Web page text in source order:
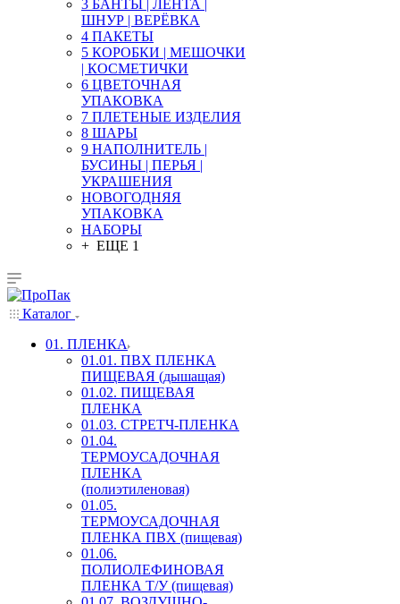
3 БАНТЫ | ЛЕНТА |
ШНУР | ВЕРЁВКА
4 ПАКЕТЫ
5 КОРОБКИ | МЕШОЧКИ
| КОСМЕТИЧКИ
6 ЦВЕТОЧНАЯ
УПАКОВКА
7 ПЛЕТЕНЫЕ ИЗДЕЛИЯ
8 ШАРЫ
9 НАПОЛНИТЕЛЬ |
БУСИНЫ | ПЕРЬЯ |
УКРАШЕНИЯ
НОВОГОДНЯЯ
УПАКОВКА
НАБОРЫ
+ ЕЩЕ 1
Каталог
01. ПЛЕНКА
01.01. ПВХ ПЛЕНКА
ПИЩЕВАЯ (дышащая)
01.02. ПИЩЕВАЯ
ПЛЕНКА
01.03. СТРЕТЧ-ПЛЕНКА
01.04.
ТЕРМОУСАДОЧНАЯ
ПЛЕНКА
(полиэтиленовая)
01.05.
ТЕРМОУСАДОЧНАЯ
ПЛЕНКА ПВХ (пищевая)
01.06.
ПОЛИОЛЕФИНОВАЯ
ПЛЕНКА Т/У (пищевая)